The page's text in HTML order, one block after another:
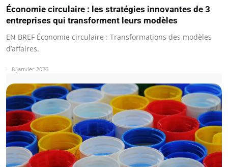
Économie circulaire : les stratégies innovantes de 3
entreprises qui transforment leurs modèles
EN BREF Économie circulaire : Transformations des modèles
d’affaires.
8 janvier 2026